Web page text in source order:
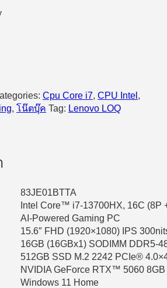
Cpu Core i7, CPU Intel ,
, โน๊ตบุ๊ค Tag: Lenovo LOQ
83JE01BTTA
Intel Core™ i7-13700HX, 16C (8P
AI-Powered Gaming PC
15.6″ FHD (1920×1080) IPS
16GB (16GBx1) SODIMM DDR5-
512GB SSD M.2 2242 PCIe®
NVIDIA GeForce RTX™ 5060
Windows 11 Home